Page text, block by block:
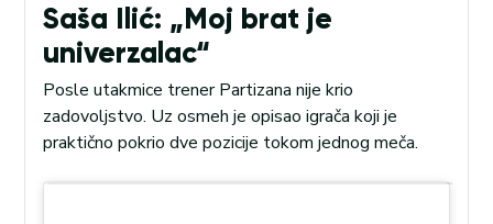
Saša Ilić: „Moj brat je
univerzalac“
Posle utakmice trener Partizana nije krio
zadovoljstvo. Uz osmeh je opisao igrača koji je
praktično pokrio dve pozicije tokom jednog meča.